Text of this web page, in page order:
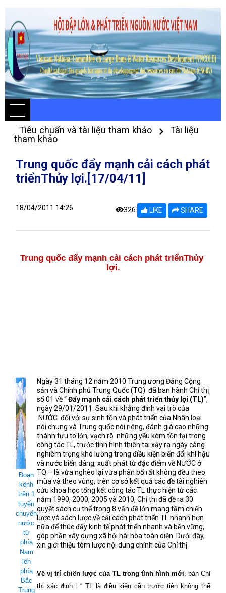
Tiêu chuẩn và tài liệu tham khảo
Tài liệu
tham khảo
Trung quốc đẩy mạnh cải cách phát
triểnThủy lợi.[17/04/11]
18/04/2011 14:26 326 LIKE SHARE
Trung quốc đẩy mạnh cải cách phát triểnThủy
lợi.
Đoạn
kênh
trên 1
tuyến
chuyển
nước
từ
phía
Nam
lên
phía
Bắc
Trung
Ngày 31 tháng 12 năm 2010 Trung ương Đảng Cộng
sản và Chính phủ Trung Quốc (TQ) đã ban hành Chỉ thị
số 01 về “Đẩy mạnh cải cách phát triển thủy lợi (TL)”,
ngày 29/01/2011. Sau khi khẳng định vai trò của
NƯỚC đối với sự sinh tồn và phát triển của Nhân loại
nói chung và Trung quốc nói riêng, đánh giá cao những
thành tựu to lớn, vạch rõ những yếu kém tồn tại trong
công tác TL, trước tình hình thiên tai xảy ra ngày càng
nghiêm trọng khó lường trong điều kiện biến đổi khí hậu
và nước biển dâng, xuất phát từ đặc điểm về NƯỚC ở
TQ – là vừa nghèo lại vừa phân bố rất không đều theo
mùa và theo vùng, trên cơ sở kết quả các đề tài nghiên
cứu khoa học tổng kết công tác TL thực hiện từ các
năm 1990, 2000, 2005 và 2010, Chỉ thị đã đề ra 30
quyết sách cụ thể trong 8 vấn đề lớn mang tầm chiến
lược và sách lược về cải cách phát triển TL nhanh hơn
nữa để thúc đẩy kinh tế phát triển nhanh và bền vững,
góp phần xây dựng xã hội hài hòa toàn diện. Dưới đây,
xin giới thiệu tóm lược nội dung chính của Chỉ thị
Về vị trí chiến lược của TL trong tình hình mới, bản Chỉ
thị xác định : “ TL là điều kiện cần trước tiên không thể